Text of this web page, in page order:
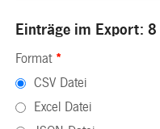
Einträge im Export: 8
Format *
CSV Datei
Excel Datei